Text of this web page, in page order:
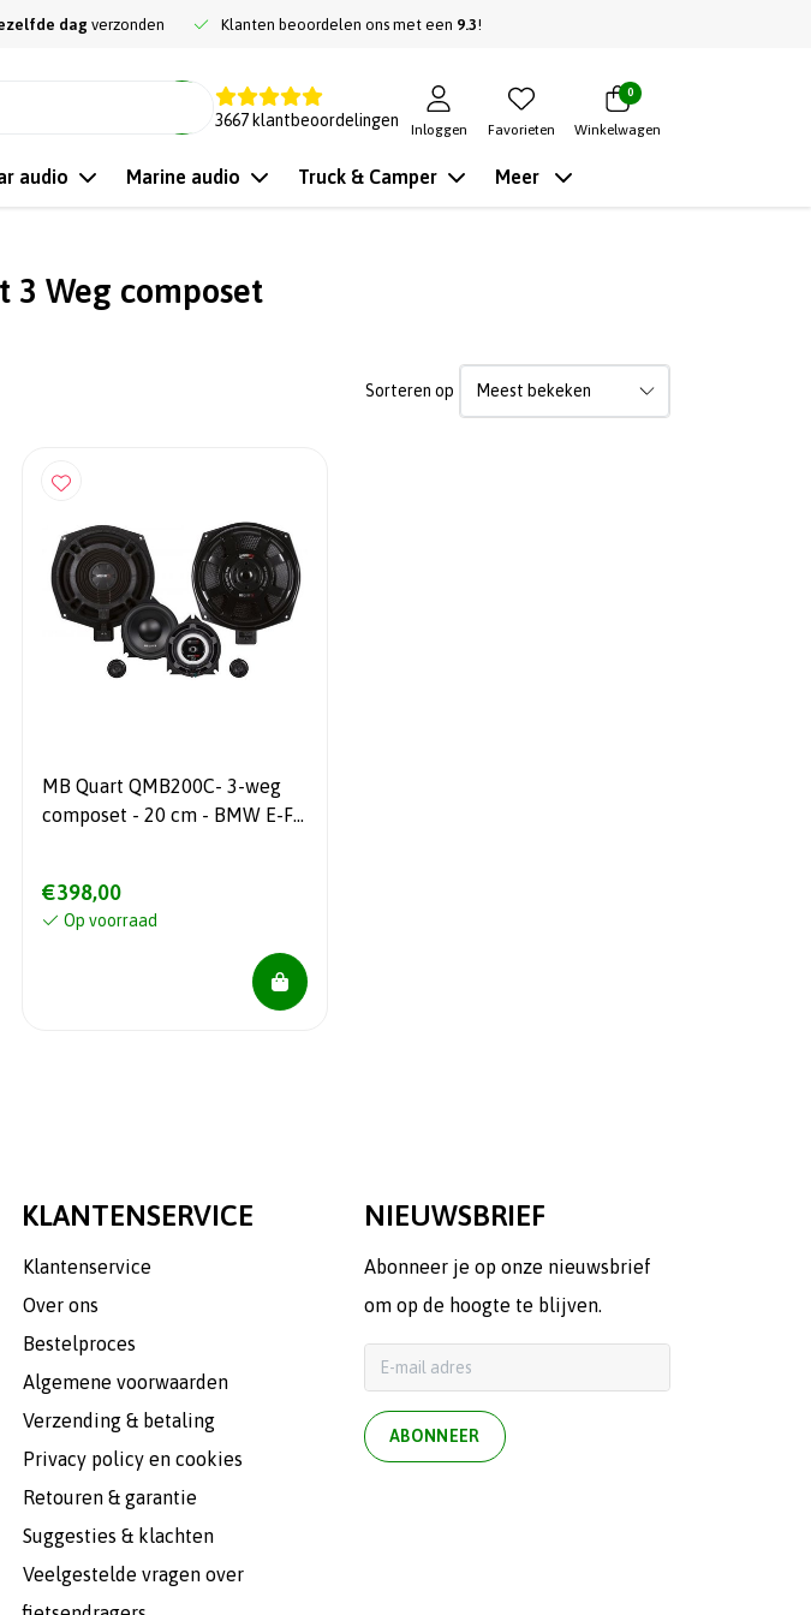
dag verzonden Klanten beoordelen ons met een 9.3!
3667 klantbeoordelingen
Inloggen Favorieten
0
Winkelwagen
audio Marine audio Truck & Camper Meer
3 Weg composet
Sorteren op
MB Quart QMB200C- 3-weg
composet - 20 cm - BMW E-F
€398,00
Op voorraad
KLANTENSERVICE
Klantenservice
Over ons
Bestelproces
Algemene voorwaarden
Verzending & betaling
Privacy policy en cookies
Retouren & garantie
Suggesties & klachten
Veelgestelde vragen over
NIEUWSBRIEF
Abonneer je op onze nieuwsbrief
om op de hoogte te blijven.
ABONNEER